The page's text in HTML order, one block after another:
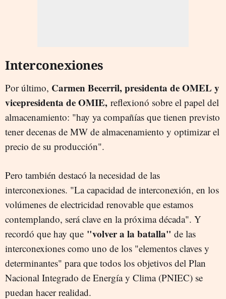
Interconexiones
Por último, Carmen Becerril, presidenta de OMEL y
vicepresidenta de OMIE, reflexionó sobre el papel del
almacenamiento: "hay ya compañías que tienen previsto
tener decenas de MW de almacenamiento y optimizar el
precio de su producción".
Pero también destacó la necesidad de las
interconexiones. "La capacidad de interconexión, en los
volúmenes de electricidad renovable que estamos
contemplando, será clave en la próxima década". Y
recordó que hay que "volver a la batalla" de las
interconexiones como uno de los "elementos claves y
determinantes" para que todos los objetivos del Plan
Nacional Integrado de Energía y Clima (PNIEC) se
puedan hacer realidad.